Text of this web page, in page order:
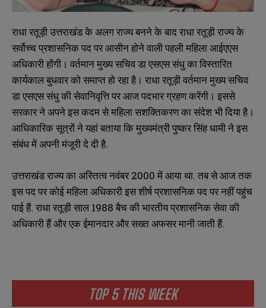
TOP 5 THIS WEEK
राधा रतूड़ी उत्तराखंड के अलग राज्य बनने के बाद राधा रतूड़ी राज्य के
सर्वोच्च प्रशासनिक पद पर आसीन होने वाली पहली महिला आईएएस
अधिकारी होंगी। वर्तमान मुख्य सचिव डा एसएस संधु का विस्तारित
कार्यकाल बुधवार को समाप्त हो रहा है। राधा रतूड़ी वर्तमान मुख्य सचिव
डा एसएस संधु की सेवानिवृत्ति पर आज पदभार ग्रहण करेंगी। इससे
सरकार ने अपने इस कदम से महिला सशक्तिकरण का संदेश भी दिया है।
आधिकारिक सूत्रों ने यहां बताया कि मुख्यमंत्री पुष्कर सिंह धामी ने इस
संबंध में अपनी मंजूरी दे दी है.
उत्तराखंड राज्य का अस्तित्व नवंबर 2000 में आया था. तब से आज तक
इस पद पर कोई महिला अधिकारी इस शीर्ष प्रशासनिक पद पर नहीं पहुंच
पाई हैं. राधा रतूड़ी साल 1988 बैच की भारतीय प्रशासनिक सेवा की
अधिकारी हैं और एक ईमानदार और सख्त अफसर मानी जाती हैं.